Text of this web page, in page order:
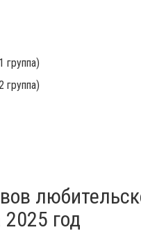
группа)
группа)
год